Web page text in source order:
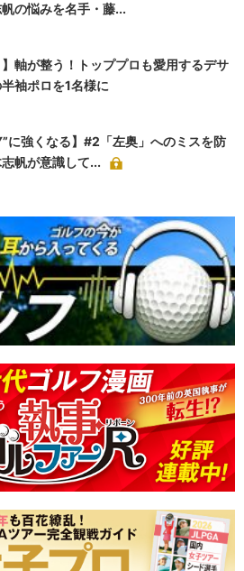
の悩みを名手・藤...
】軸が整う！トッププロも愛用するデサ
袖ポロを1名様に
に強くなる】#2「左奥」へのミスを防
帆が意識して...